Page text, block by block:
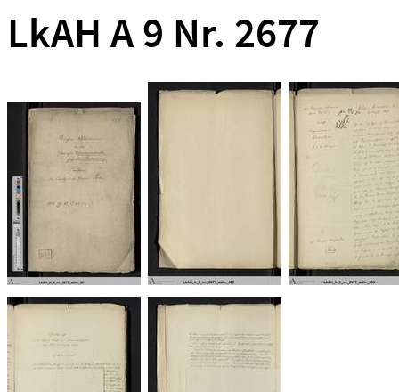
LkAH A 9 Nr. 2677